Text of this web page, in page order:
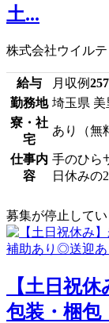
土...
株式会社ウイルテ
給与 月収例
勤務地 埼玉県 美
寮・社
宅
あり（無
仕事内
容
手のひら
日休みの
募集が停止して
【土日祝
包装・梱